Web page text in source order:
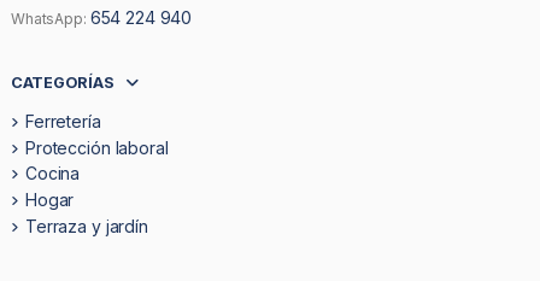
WhatsApp: 654 224 940
CATEGORÍAS
Ferretería
Protección laboral
Cocina
Hogar
Terraza y jardín